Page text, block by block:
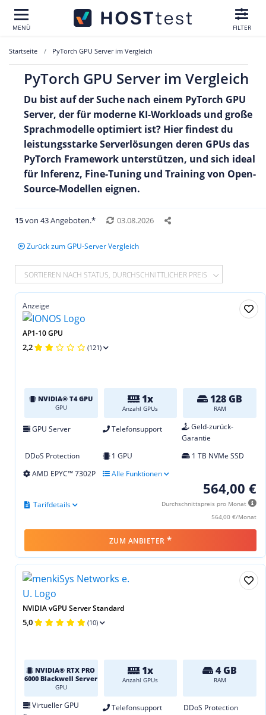
MENÜ FILTER
Startseite PyTorch GPU Server im Vergleich
PyTorch GPU Server im Vergleich
Du bist auf der Suche nach einem PyTorch GPU
Server, der für moderne KI-Workloads und große
Sprachmodelle optimiert ist? Hier findest du
leistungsstarke Serverlösungen deren GPUs das
PyTorch Framework unterstützen, und sich ideal
für Inferenz, Fine-Tuning und Training von Open-
Source-Modellen eignen.
15von 43 Angeboten.* 03.08.2026
Zurück zum GPU-Server Vergleich
SORTIEREN NACH STATUS, DURCHSCHNITTLICHER PREIS
Anzeige
AP1-10 GPU
2,2 (121)
NVIDIA® T4 GPU
GPU
1x
Anzahl GPUs
128 GB
RAM
GPU Server Telefonsupport
Geld-zurück-
Garantie
DDoS Protection
1 GPU
1 TB NVMe SSD
AMD EPYC™ 7302P
Alle Funktionen
564,00 €
Durchschnittspreis pro Monat
564,00 €/Monat
Tarifdetails
ZUM ANBIETER *
NVIDIA vGPU Server Standard
5,0 (10)
NVIDIA® RTX PRO
6000 Blackwell Server
GPU
1x
Anzahl GPUs
4 GB
RAM
Virtueller GPU
Telefonsupport DDoS Protection